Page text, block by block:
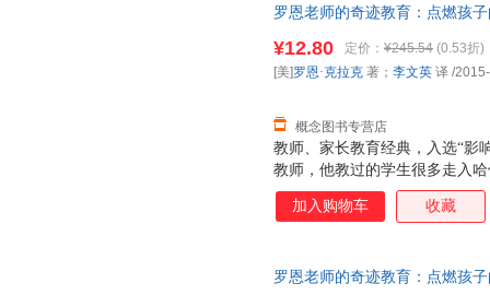
罗恩老师的奇迹教育：点燃孩
教师、家长教育经典，入选“影
教师，他教过的学生很多走入
成为社会精英。年轻时的罗恩
历之后走上三尺讲台，这个改
孩子们学习热情、激发他们求
¥12.80 定价： ¥245.54 (0.53折)
概念图书专营店
[美]罗恩·克拉克 著； 李文英 译 /
加入购物车 收藏
罗恩老师的奇迹教育：点燃孩